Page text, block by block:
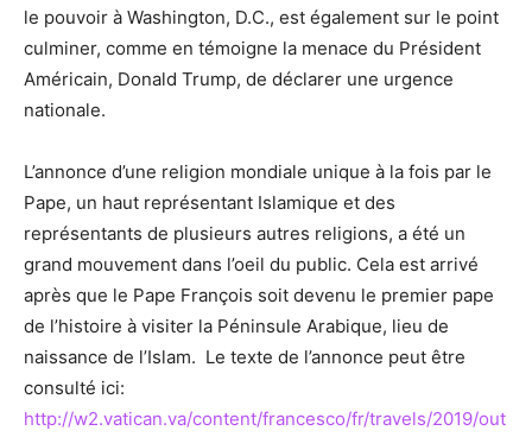
le pouvoir à Washington, D.C., est également sur le point
culminer, comme en témoigne la menace du Président
Américain, Donald Trump, de déclarer une urgence
nationale.
L’annonce d’une religion mondiale unique à la fois par le
Pape, un haut représentant Islamique et des
représentants de plusieurs autres religions, a été un
grand mouvement dans l’oeil du public. Cela est arrivé
après que le Pape François soit devenu le premier pape
de l’histoire à visiter la Péninsule Arabique, lieu de
naissance de l’Islam. Le texte de l’annonce peut être
consulté ici:
http://w2.vatican.va/content/francesco/fr/travels/2019/out